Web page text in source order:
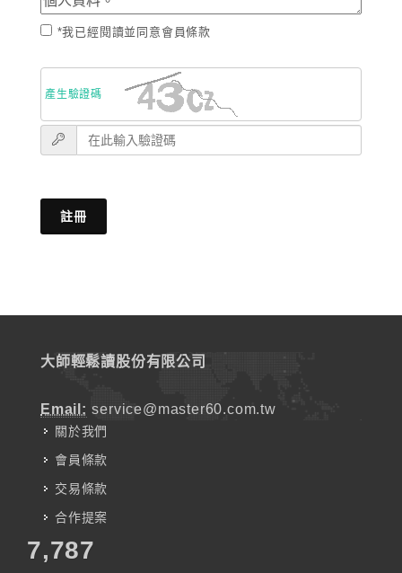
*我已經閱讀並同意會員條款
產生驗證碼
註冊
大師輕鬆讀股份有限公司
Email: service@master60.com.tw
關於我們
會員條款
交易條款
合作提案
7,787